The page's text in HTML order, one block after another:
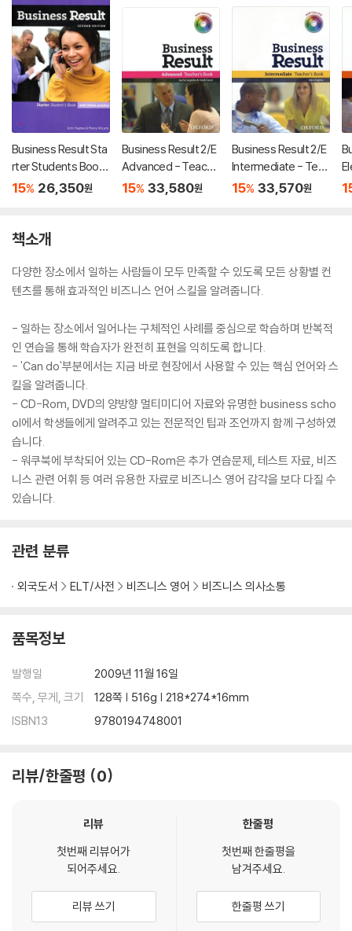
Business Result Sta
rter Students Book
and Online Practice
15% 26,350원
Business Result 2/E
Advanced - Teache
r's Book & DVD Pack
15% 33,580원
Business Result 2/E
Intermediate - Teac
her's Book & DVD Pa
15% 33,570원
책소개
다양한 장소에서 일하는 사람들이 모두 만족할 수 있도록 모든 상황별 컨
텐츠를 통해 효과적인 비즈니스 언어 스킬을 알려줍니다.
- 일하는 장소에서 일어나는 구체적인 사례를 중심으로 학습하며 반복적
인 연습을 통해 학습자가 완전히 표현을 익히도록 합니다.
- 'Can do'부분에서는 지금 바로 현장에서 사용할 수 있는 핵심 언어와 스
킬을 알려줍니다.
- CD-Rom, DVD의 양방향 멀티미디어 자료와 유명한 business scho
ol에서 학생들에게 알려주고 있는 전문적인 팁과 조언까지 함께 구성하였
습니다.
- 워쿠북에 부착되어 있는 CD-Rom은 추가 연습문제, 테스트 자료, 비즈
니스 관련 어휘 등 여러 유용한 자료로 비즈니스 영어 감각을 보다 다질 수
있습니다.
관련 분류
외국도서 ELT/사전 비즈니스 영어 비즈니스 의사소통
품목정보
발행일
2009년 11월 16일
쪽수, 무게, 크기
128쪽 | 516g | 218*274*16mm
ISBN13
9780194748001
리뷰/한줄평 0
리뷰
첫번째 리뷰어가
되어주세요.
리뷰 쓰기
한줄평
첫번째 한줄평을
남겨주세요.
한줄평 쓰기